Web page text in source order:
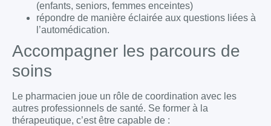
(enfants, seniors, femmes enceintes)
répondre de manière éclairée aux questions liées à
l’automédication.
Accompagner les parcours de
soins
Le pharmacien joue un rôle de coordination avec les
autres professionnels de santé. Se former à la
thérapeutique, c’est être capable de :